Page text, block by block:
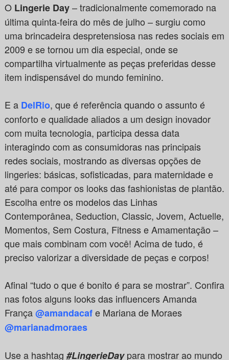
OLingerie Day– tradicionalmente comemorado na
última quinta-feira do mês de julho – surgiu como
uma brincadeira despretensiosa nas redes sociais em
2009 e se tornou um dia especial, onde se
compartilha virtualmente as peças preferidas desse
item indispensável do mundo feminino.
E a DelRio, que é referência quando o assunto é
conforto e qualidade aliados a um design inovador
com muita tecnologia, participa dessa data
interagindo com as consumidoras nas principais
redes sociais, mostrando as diversas opções de
lingeries: básicas, sofisticadas, para maternidade e
até para compor os looks das fashionistas de plantão.
Escolha entre os modelos das Linhas
Contemporânea, Seduction, Classic, Jovem, Actuelle,
Momentos, Sem Costura, Fitness e Amamentação –
que mais combinam com você! Acima de tudo, é
preciso valorizar a diversidade de peças e corpos!
Afinal “tudo o que é bonito é para se mostrar”. Confira
nas fotos alguns looks das influencers Amanda
França@amandacafe Mariana de Moraes
@marianadmoraes
Use a hashtag #LingerieDaypara mostrar ao mundo